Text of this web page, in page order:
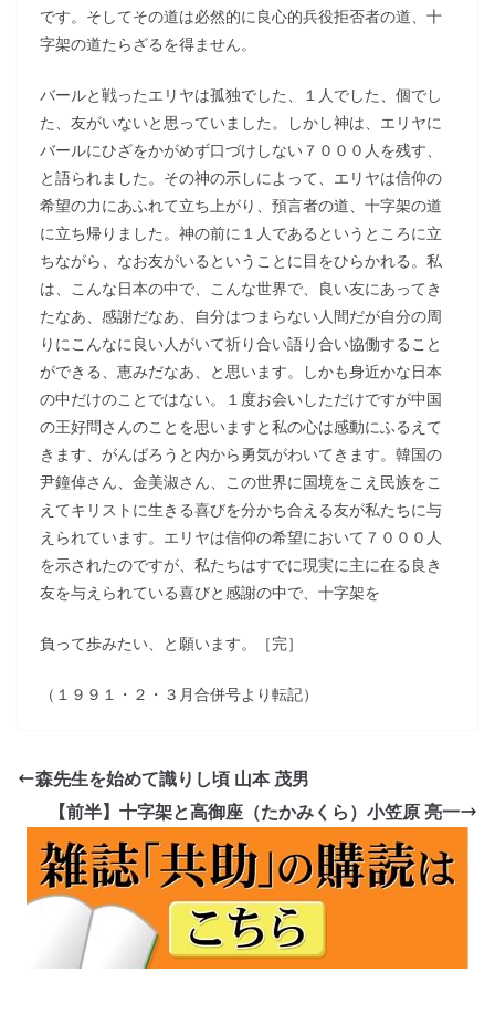
です。そしてその道は必然的に良心的兵役拒否者の道、十
字架の道たらざるを得ません。
バールと戦ったエリヤは孤独でした、１人でした、個でし
た、友がいないと思っていました。しかし神は、エリヤに
バールにひざをかがめず口づけしない７０００人を残す、
と語られました。その神の示しによって、エリヤは信仰の
希望の力にあふれて立ち上がり、預言者の道、十字架の道
に立ち帰りました。神の前に１人であるというところに立
ちながら、なお友がいるということに目をひらかれる。私
は、こんな日本の中で、こんな世界で、良い友にあってき
たなあ、感謝だなあ、自分はつまらない人間だが自分の周
りにこんなに良い人がいて祈り合い語り合い協働すること
ができる、恵みだなあ、と思います。しかも身近かな日本
の中だけのことではない。１度お会いしただけですが中国
の王好問さんのことを思いますと私の心は感動にふるえて
きます、がんばろうと内から勇気がわいてきます。韓国の
尹鐘倬さん、金美淑さん、この世界に国境をこえ民族をこ
えてキリストに生きる喜びを分かち合える友が私たちに与
えられています。エリヤは信仰の希望において７０００人
を示されたのですが、私たちはすでに現実に主に在る良き
友を与えられている喜びと感謝の中で、十字架を
負って歩みたい、と願います。［完］
（１９９１・２・３月合併号より転記）
森先生を始めて識りし頃 山本 茂男
【前半】十字架と高御座（たかみくら）小笠原 亮一